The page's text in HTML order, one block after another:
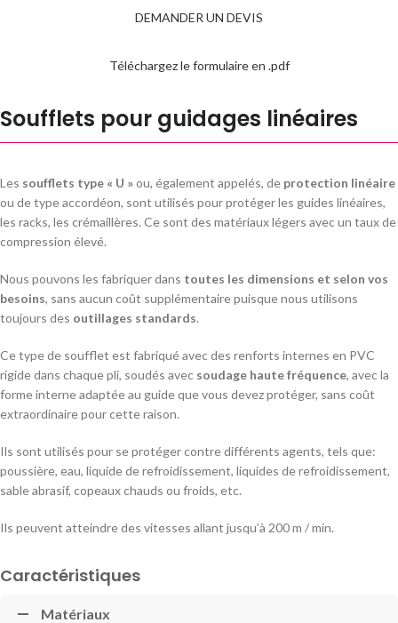
DEMANDER UN DEVIS
Téléchargez le formulaire en .pdf
Soufflets pour guidages linéaires
Les soufflets type « U »ou, également appelés, de protection linéaire
ou de type accordéon, sont utilisés pour protéger les guides linéaires,
les racks, les crémaillères. Ce sont des matériaux légers avec un taux de
compression élevé.
Nous pouvons les fabriquer dans toutes les dimensions et selon vos
besoins, sans aucun coût supplémentaire puisque nous utilisons
toujours des outillages standards.
Ce type de soufflet est fabriqué avec des renforts internes en PVC
rigide dans chaque pli, soudés avec soudage haute fréquence, avec la
forme interne adaptée au guide que vous devez protéger, sans coût
extraordinaire pour cette raison.
Ils sont utilisés pour se protéger contre différents agents, tels que:
poussière, eau, liquide de refroidissement, liquides de refroidissement,
sable abrasif, copeaux chauds ou froids, etc.
Ils peuvent atteindre des vitesses allant jusqu’à 200 m / min.
Caractéristiques
Matériaux